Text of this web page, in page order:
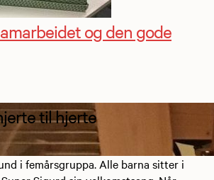
og den gode
til hjerte
i femårsgruppa. Alle barna sitter i